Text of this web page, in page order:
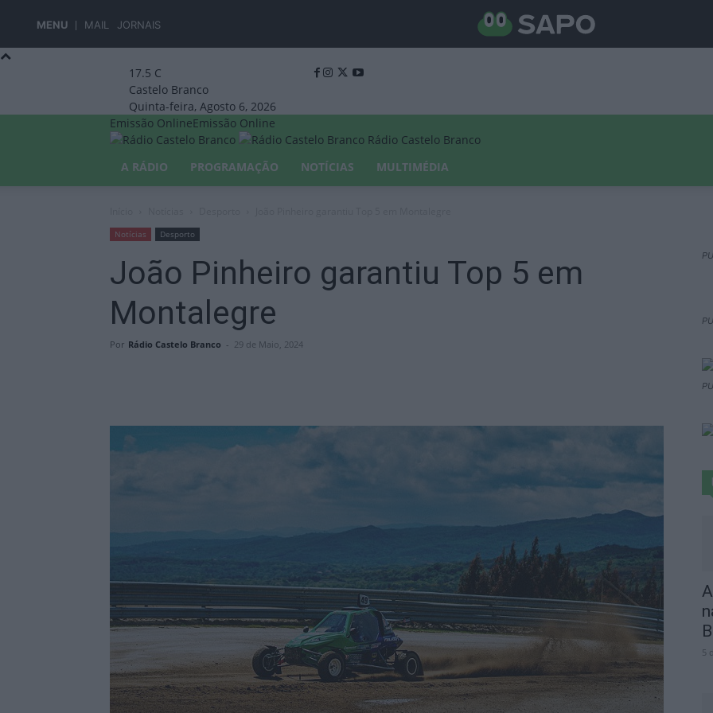
MENU MAIL JORNAIS
17.5 C
Castelo Branco
Quinta-feira, Agosto 6, 2026
Emissão OnlineEmissão Online
Rádio Castelo Branco
A RÁDIO
PROGRAMAÇÃO NOTÍCIAS MULTIMÉDIA
Notícias Desporto
João Pinheiro garantiu Top 5 em
Montalegre
Por Rádio Castelo Branco - 29 de Maio, 2024
5